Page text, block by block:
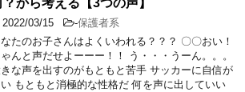
？から考える【3つの声】
2022/03/15 -保護者系
たのお子さんはよくいわれる？？？ 〇〇おい！
んと声だせよーーー！！ う・・・うーん。。。
な声を出すのがもともと苦手 サッカーに自信が
もともと消極的な性格だ 何を声に出していい